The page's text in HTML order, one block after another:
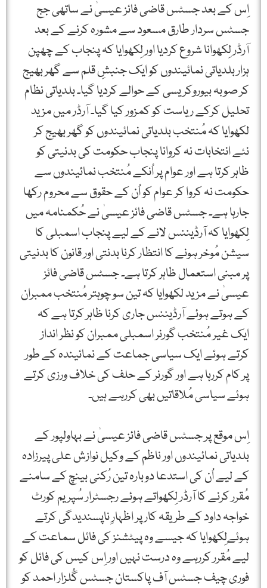
اِس کے بعد جسٹس قاضی فائز عیسیٰ نے ساتھی جج
جسٹس سردار طارق مسعود سے مشورہ کرنے کے بعد
آرڈر لِکھوانا شروع کردیا اور لِکھوایا کہ پنجاب کے چھپن
ہزار بلدیاتی نمائیندوں کو ایک جنبشِ قلم سے گھر بھیج
کر صوبہ بیوروکریسی کے حوالے کردیا گیا۔ بلدیاتی نظام
تحلیل کرکے ریاست کو کمزور کیا گیا۔ آرڈر میں مزید
لکھوایا کہ مُنتخب بلدیاتی نمائیندوں کو گھر بھیج کر
نئے انتخابات نہ کروانا پنجاب حکومت کی بدنیتی کو
ظاہر کرتا ہے اور عوام پر اُنکے مُنتخب نمائیندوں سے
حکومت نہ کروا کر عوام کو اُن کے حقوق سے محروم رکھا
جارہا ہے۔ جسٹس قاضی فائز عیسیٰ نے حُکمنامہ میں
لِکھوایا کہ آرڈیننس لانے کے لیے پنجاب اسمبلی کا
سیشن مُوخر ہونے کا انتظار کرنا بدنتی اور قانون کا بدنیتی
پر مبنی استعمال ظاہر کرتا ہے۔ جسٹس قاضی فائز
عیسیٰ نے مزید لکھوایا کہ تین سو چوہتر مُنتخب ممبران
کے ہوتے ہوئے آرڈیننس جاری کرنا ظاہر کرتا ہے کہ
ایک غیر مُنتخب گورنر اسمبلی ممبران کو نظر انداز
کرتے ہوئے ایک سیاسی جماعت کے نمائیندہ کے طور
پر کام کررہا ہے اور گورنر کے حلف کی خلاف ورزی کرتے
ہوئے سیاسی مُلاقاتیں بھی کررہے ہیں۔
اِس موقع پر جسٹس قاضی فائز عیسیٰ نے بہاولپور کے
بلدیاتی نمائیندوں اور ناظم کے وکیل نوازش علی پیرزادہ
کے لیے اُن کی استدعا دوبارہ تین رُکنی بینچ کے سامنے
مُقرر کرنے کا آرڈر لِکھواتے ہوئے رجسٹرار سُپریم کورٹ
خواجہ داود کے طریقہ کار پر اظہارِ ناپسندیدگی کرتے
ہوئےلِکھوایا کہ جیسے وہ پیٹشنز کی فائل سماعت کے
لیے مُقرر کررہے وہ درست نہیں اور اِس کیس کی فائل کو
فوری چیف جسٹس آف پاکستان جسٹس گُلزار احمد کو